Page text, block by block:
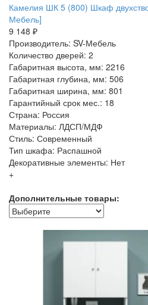
Камелия ШК 5 (800) Шкаф
Мебель]
9 148 ₽
Производитель: SV-Мебель
Количество дверей: 2
Габаритная высота, мм: 2216
Габаритная глубина, мм: 506
Габаритная ширина, мм: 801
Гарантийный срок мес.: 18
Страна: Россия
Материалы: ЛДСП/МДФ
Стиль: Современный
Тип шкафа: Распашной
Декоративные элементы: Нет
+
Дополнительные товары: